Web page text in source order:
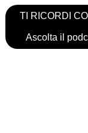
TI RICORDI
Ascolta il